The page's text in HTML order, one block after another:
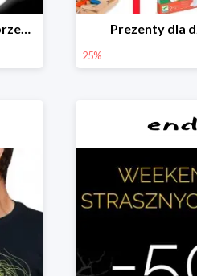
Black Week w endo.pl i wyprzedaże do -70& Prezenty dla
25%